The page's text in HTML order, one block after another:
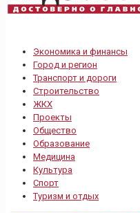
Экономика и финансы
Город и регион
Транспорт и дороги
Строительство
ЖКХ
Проекты
Общество
Образование
Медицина
Культура
Спорт
Туризм и отдых